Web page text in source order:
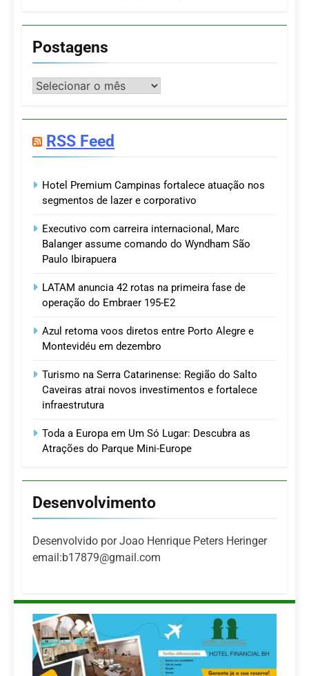
Postagens
Postagens
RSS Feed
Hotel Premium Campinas fortalece atuação nos
segmentos de lazer e corporativo
Executivo com carreira internacional, Marc
Balanger assume comando do Wyndham São
Paulo Ibirapuera
LATAM anuncia 42 rotas na primeira fase de
operação do Embraer 195-E2
Azul retoma voos diretos entre Porto Alegre e
Montevidéu em dezembro
Turismo na Serra Catarinense: Região do Salto
Caveiras atrai novos investimentos e fortalece
infraestrutura
Toda a Europa em Um Só Lugar: Descubra as
Atrações do Parque Mini-Europe
Desenvolvimento
Desenvolvido por Joao Henrique Peters Heringer
email:b17879@gmail.com